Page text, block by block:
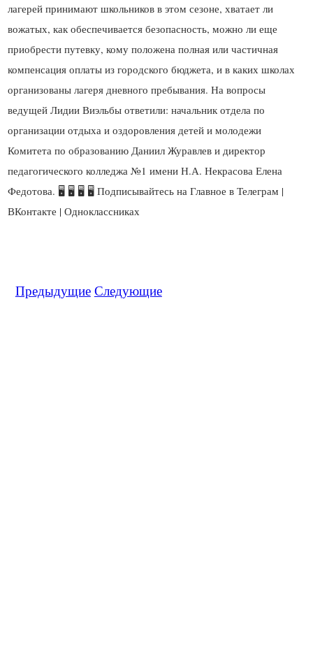
лагерей принимают школьников в этом сезоне, хватает ли
вожатых, как обеспечивается безопасность, можно ли еще
приобрести путевку, кому положена полная или частичная
компенсация оплаты из городского бюджета, и в каких школах
организованы лагеря дневного пребывания. На вопросы
ведущей Лидии Виэльбы ответили: начальник отдела по
организации отдыха и оздоровления детей и молодежи
Комитета по образованию Даниил Журавлев и директор
педагогического колледжа №1 имени Н.А. Некрасова Елена
Федотова. 🖥 🖥 🖥 🖥 Подписывайтесь на Главное в Телеграм |
Предыдущие Следующие